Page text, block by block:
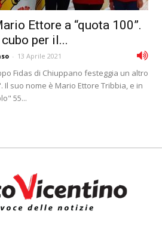
Ettore a “quota 100”.
per il...
- 13 Aprile 2021
Fidas di Chiuppano festeggia un altro
Il suo nome è Mario Ettore Tribbia, e in
55...